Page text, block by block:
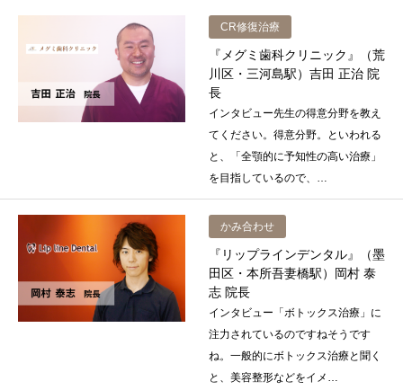
CR修復治療
『メグミ歯科クリニック』（荒
川区・三河島駅）吉田 正治 院
長
インタビュー先生の得意分野を教え
てください。得意分野。といわれる
と、「全顎的に予知性の高い治療」
を目指しているので、…
かみ合わせ
『リップラインデンタル』（墨
田区・本所吾妻橋駅）岡村 泰
志 院長
インタビュー「ボトックス治療」に
注力されているのですねそうです
ね。一般的にボトックス治療と聞く
と、美容整形などをイメ…